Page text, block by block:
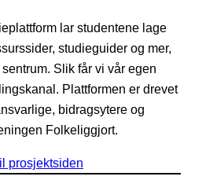
lar studentene lage
studieguider og mer,
Slik får vi vår egen
Plattformen er drevet
bidragsytere og
Folkeliggjort.
prosjektsiden